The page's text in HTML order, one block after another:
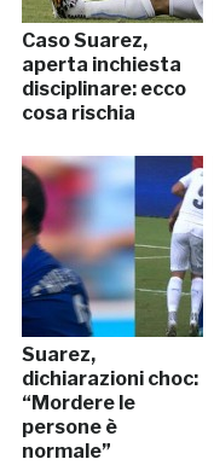
Caso Suarez,
aperta inchiesta
disciplinare: ecco
cosa rischia
Suarez,
dichiarazioni choc:
“Mordere le
persone è
normale”